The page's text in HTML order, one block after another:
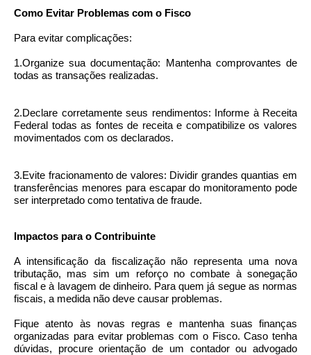
Como Evitar Problemas com o Fisco
Para evitar complicações:
1.Organize sua documentação: Mantenha comprovantes de
todas as transações realizadas.
2.Declare corretamente seus rendimentos: Informe à Receita
Federal todas as fontes de receita e compatibilize os valores
movimentados com os declarados.
3.Evite fracionamento de valores: Dividir grandes quantias em
transferências menores para escapar do monitoramento pode
ser interpretado como tentativa de fraude.
Impactos para o Contribuinte
A intensificação da fiscalização não representa uma nova
tributação, mas sim um reforço no combate à sonegação
fiscal e à lavagem de dinheiro. Para quem já segue as normas
fiscais, a medida não deve causar problemas.
Fique atento às novas regras e mantenha suas finanças
organizadas para evitar problemas com o Fisco. Caso tenha
dúvidas, procure orientação de um contador ou advogado